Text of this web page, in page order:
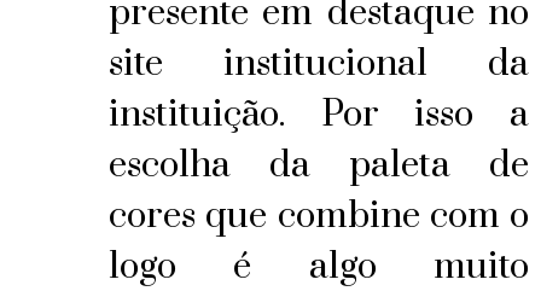
presente em destaque no
site institucional da
instituição. Por isso a
escolha da paleta de
cores que combine com o
logo é algo muito